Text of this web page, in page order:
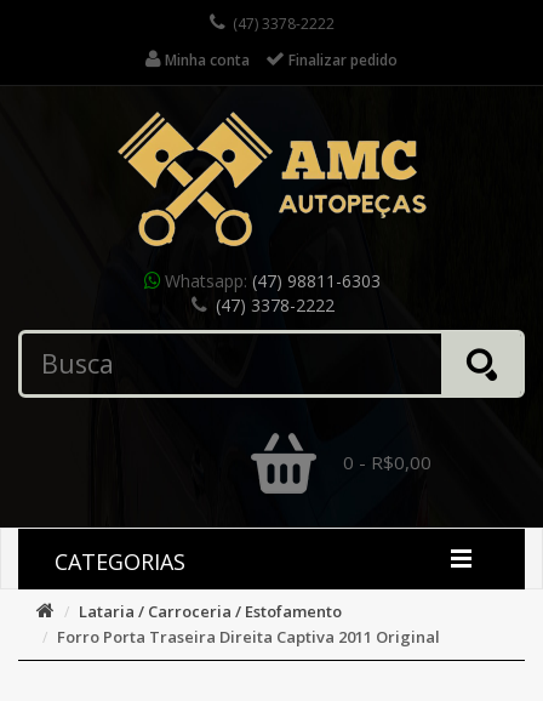
(47) 3378-2222
Minha conta
Finalizar pedido
Whatsapp: (47) 98811-6303
(47) 3378-2222
0 - R$0,00
CATEGORIAS
Lataria / Carroceria / Estofamento
Forro Porta Traseira Direita Captiva 2011 Original